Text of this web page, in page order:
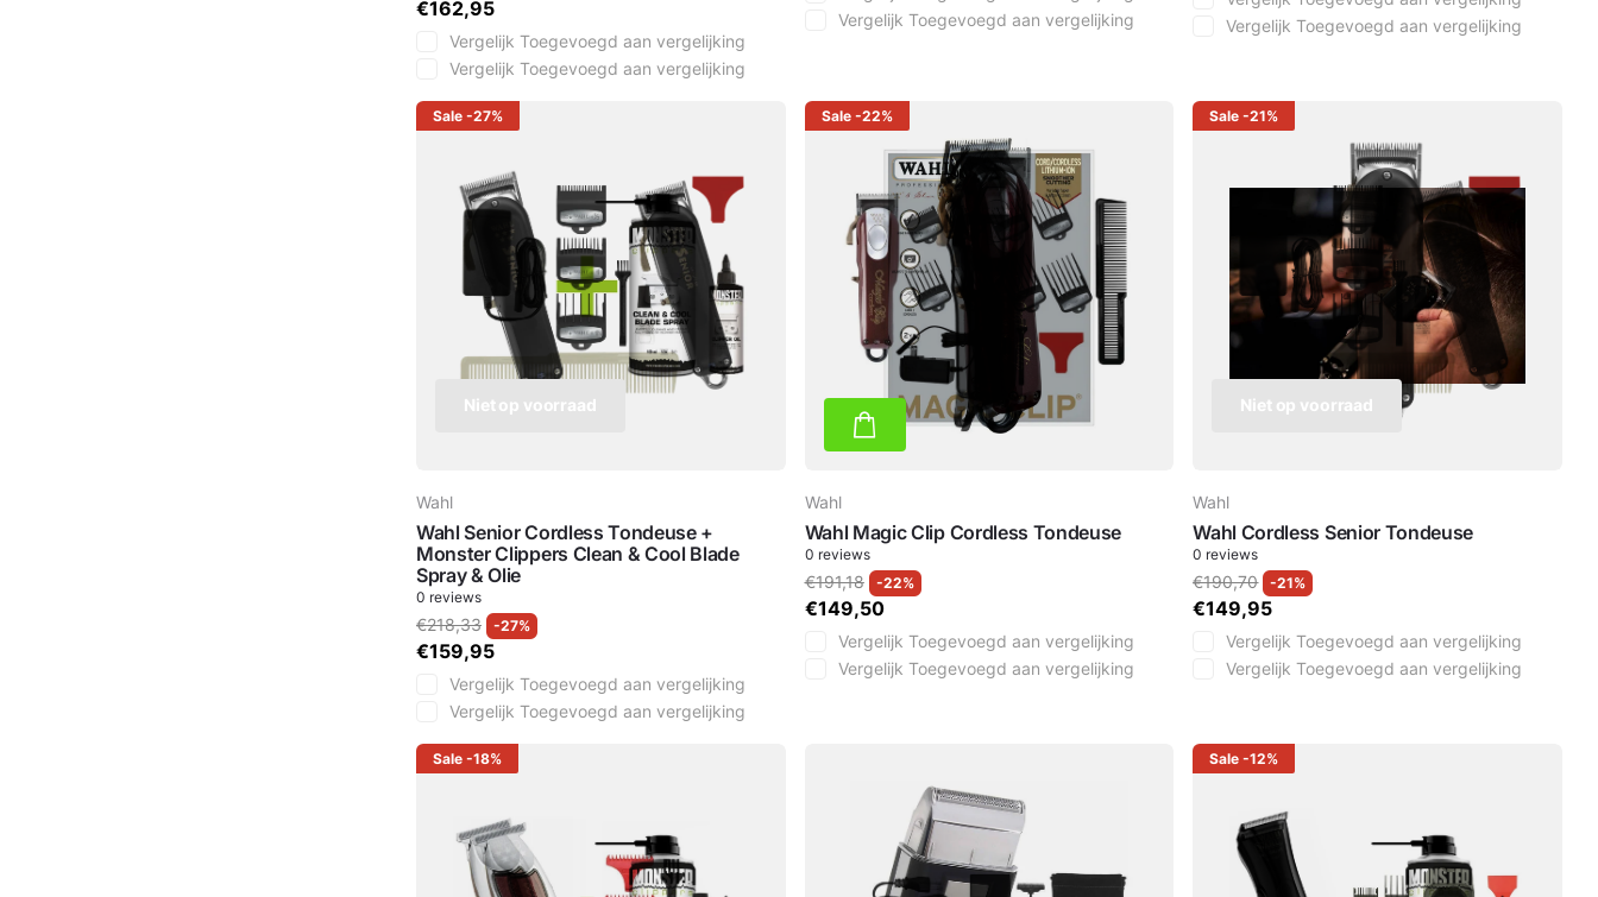
€162,95
Vergelijk Toegevoegd aan vergelijking
Vergelijk Toegevoegd aan vergelijking
Vergelijk Toegevoegd aan vergelijking
Vergelijk Toegevoegd aan vergelijking
Sale -27%
Niet op voorraad
Wahl
Wahl Senior Cordless Tondeuse +
Monster Clippers Clean & Cool Blade
Spray & Olie
0 reviews
€218,33 -27%
€159,95
Vergelijk Toegevoegd aan vergelijking
Vergelijk Toegevoegd aan vergelijking
Sale -22%
Wahl
Wahl Magic Clip Cordless Tondeuse
0 reviews
€191,18 -22%
€149,50
Vergelijk Toegevoegd aan vergelijking
Vergelijk Toegevoegd aan vergelijking
Sale-21%
Niet op voorraad
Wahl
Wahl Cordless Senior Tondeuse
0 reviews
€190,70 -21%
€149,95
Vergelijk Toegevoegd aan vergelijking
Vergelijk Toegevoegd aan vergelijking
Sale -18% Sale-12%